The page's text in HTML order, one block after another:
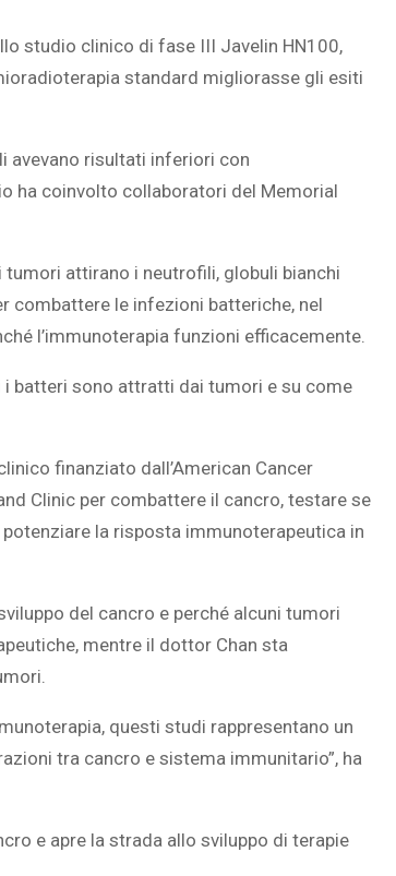
studio clinico di fase III Javelin HN100,
standard migliorasse gli esiti
avevano risultati inferiori con
ha coinvolto collaboratori del Memorial
tumori attirano i neutrofili, globuli bianchi
combattere le infezioni batteriche, nel
l’immunoterapia funzioni efficacemente.
batteri sono attratti dai tumori e su come
finanziato dall’American Cancer
Clinic per combattere il cancro, testare se
la risposta immunoterapeutica in
del cancro e perché alcuni tumori
mentre il dottor Chan sta
questi studi rappresentano un
tra cancro e sistema immunitario”, ha
e apre la strada allo sviluppo di terapie